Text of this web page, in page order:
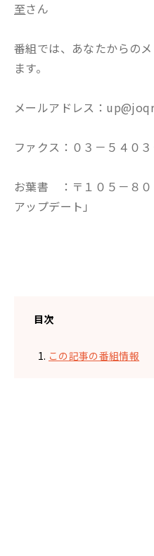
至さん
番組では、あなたからの
ます。
メールアドレス：
ファクス：０３－５４０
お葉書 ：〒１０５－８
アップデート」
目次
この記事の番組情報